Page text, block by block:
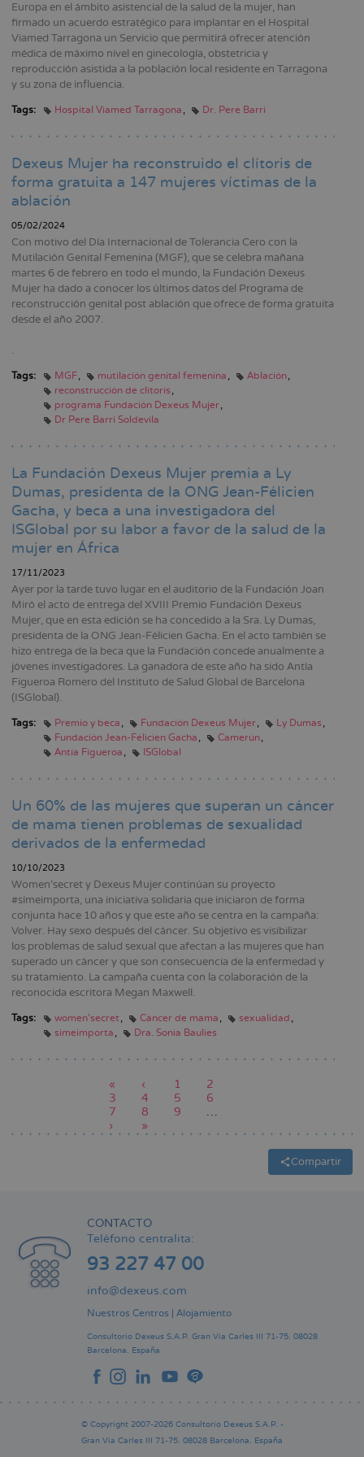
Europa en el ámbito asistencial de la salud de la mujer, han
firmado un acuerdo estratégico para implantar en el Hospital
Viamed Tarragona un Servicio que permitirá ofrecer atención
médica de máximo nivel en ginecología, obstetricia y
reproducción asistida a la población local residente en Tarragona
y su zona de influencia.
Tags: Hospital Viamed Tarragona Dr. Pere Barri
Dexeus Mujer ha reconstruido el clítoris de
forma gratuita a 147 mujeres víctimas de la
ablación
05/02/2024
Con motivo del Día Internacional de Tolerancia Cero con la
Mutilación Genital Femenina (MGF), que se celebra mañana
martes 6 de febrero en todo el mundo, la Fundación Dexeus
Mujer ha dado a conocer los últimos datos del Programa de
reconstrucción genital post ablación que ofrece de forma gratuita
desde el año 2007.
.
Tags: MGF mutilación genital femenina
Ablación
reconstrucción de clítoris
programa Fundación Dexeus Mujer
Dr Pere Barri Soldevila
La Fundación Dexeus Mujer premia a Ly
Dumas, presidenta de la ONG Jean-Félicien
Gacha, y beca a una investigadora del
ISGlobal por su labor a favor de la salud de la
mujer en África
17/11/2023
Ayer por la tarde tuvo lugar en el auditorio de la Fundación Joan
Miró el acto de entrega del XVIII Premio Fundación Dexeus
Mujer, que en esta edición se ha concedido a la Sra. Ly Dumas,
presidenta de la ONG Jean-Félicien Gacha. En el acto también se
hizo entrega de la beca que la Fundación concede anualmente a
jóvenes investigadores. La ganadora de este año ha sido Antía
Figueroa Romero del Instituto de Salud Global de Barcelona
(ISGlobal).
Tags: Premio y beca Fundación Dexeus Mujer
Ly Dumas
Fundación Jean-Félicien Gacha
Camerún
Antía Figueroa
ISGlobal
Un 60% de las mujeres que superan un cáncer
de mama tienen problemas de sexualidad
derivados de la enfermedad
10/10/2023
Women’secret y Dexeus Mujer continúan su proyecto
#símeimporta, una iniciativa solidaria que iniciaron de forma
conjunta hace 10 años y que este año se centra en la campaña:
Volver. Hay sexo después del cáncer. Su objetivo es visibilizar
los problemas de salud sexual que afectan a las mujeres que han
superado un cáncer y que son consecuencia de la enfermedad y
su tratamiento. La campaña cuenta con la colaboración de la
reconocida escritora Megan Maxwell.
Tags: women'secret Cáncer de mama
sexualidad
simeimporta
Dra. Sonia Baulies
Primera
página
«
Página
anterior
‹ Page
1 Page
2
Page
3 Page
4
Página
actual
5 Page
6
Page
7 Page
8 Page
9
…
Siguiente
página
›
Última
página
»
Compartir
CONTACTO
Teléfono centralita:
93 227 47 00
info@dexeus.com
Nuestros Centros Alojamiento
Consultorio Dexeus S.A.P. Gran Via Carles III 71-75. 08028
Barcelona. España
© Copyright 2007-2026 Consultorio Dexeus S.A.P. -
Gran Via Carles III 71-75. 08028 Barcelona. España